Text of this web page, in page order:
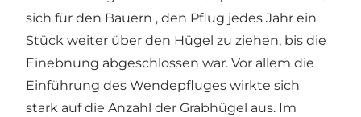
sich für den Bauern , den Pflug jedes Jahr ein
Stück weiter über den Hügel zu ziehen, bis die
Einebnung abgeschlossen war. Vor allem die
Einführung des Wendepfluges wirkte sich
stark auf die Anzahl der Grabhügel aus. Im